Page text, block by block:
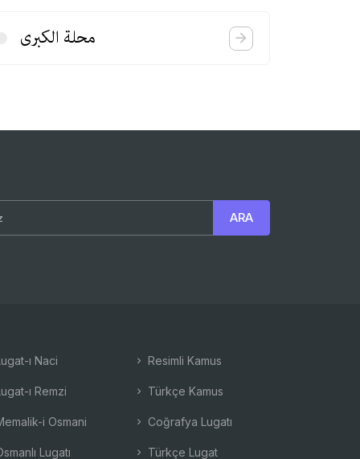
محلة الكبری
ı Naci
ı Remzi
i Osmani
Lugatı
Resimli Kamus
Türkçe Kamus
Coğrafya Lugatı
Türkçe Lugat